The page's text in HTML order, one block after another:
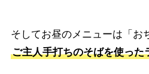
そしてお昼のメニューは「お
ご主人手打ちのそばを使った